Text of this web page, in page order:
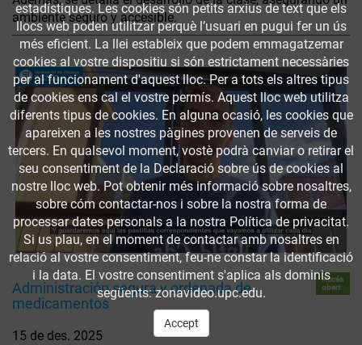
ambiente seguro y accesible.
Administración segura y ordenada de
medicamentos
Accés
obert
15 de des. 2025
estadístiques. Les cookies són petits arxius de text que els
llocs web poden utilitzar perquè l’usuari en pugui fer un ús
més eficient. La llei estableix que podem emmagatzemar
cookies al vostre dispositiu si són estrictament necessàries
per al funcionament d'aquest lloc. Per a tots els altres tipus
de cookies ens cal el vostre permís. Aquest lloc web utilitza
diferents tipus de cookies. En alguna ocasió, les cookies que
apareixen a les nostres pàgines provenen de serveis de
tercers. En qualsevol moment, vostè podrà canviar o retirar el
seu consentiment de la Declaració sobre ús de cookies al
nostre lloc web. Pot obtenir més informació sobre nosaltres,
sobre cóm contactar-nos i sobre la nostra forma de
processar dates personals a la nostra Política de privacitat.
Si us plau, en el moment de contactar amb nosaltres en
relació al vostre consentiment, feu-ne constar la identificació
i la data. El vostre consentiment s'aplica als dominis
següents: zonavideo.upc.edu.
Accept